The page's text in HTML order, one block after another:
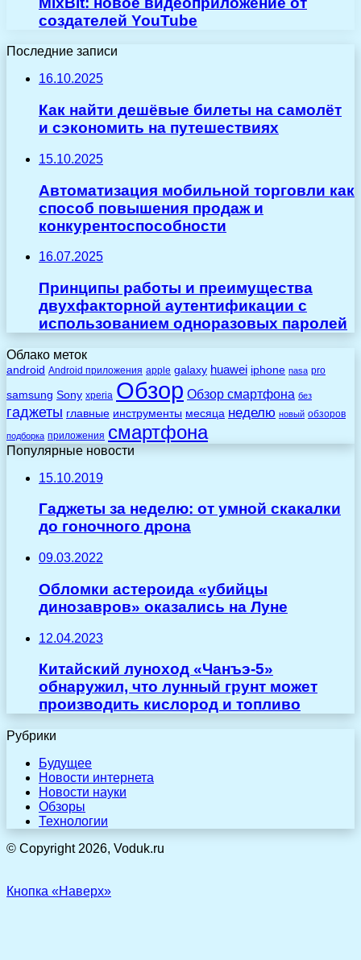
создателей YouTube
Последние записи
16.10.2025
Как найти дешёвые билеты на самолёт
и сэкономить на путешествиях
15.10.2025
Автоматизация мобильной торговли как
способ повышения продаж и
конкурентоспособности
16.07.2025
Принципы работы и преимущества
двухфакторной аутентификации с
использованием одноразовых паролей
Облако меток
android Android приложения apple galaxy huawei iphone nasa pro
samsung Sony xperia Обзор Обзор смартфона без
гаджеты главные инструменты месяца неделю новый обзоров
подборка приложения смартфона
Популярные новости
15.10.2019
Гаджеты за неделю: от умной скакалки
до гоночного дрона
09.03.2022
Обломки астероида «убийцы
динозавров» оказались на Луне
12.04.2023
Китайский луноход «Чанъэ-5»
обнаружил, что лунный грунт может
производить кислород и топливо
Рубрики
Будущее
Новости интернета
Новости науки
Обзоры
Технологии
© Copyright 2026, Voduk.ru
Кнопка «Наверх»